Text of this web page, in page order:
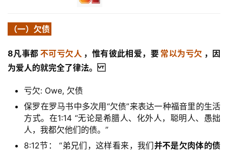
（一）欠债
8凡事都 不可亏欠人 ，惟有彼此相爱，要 常以为亏欠 ，因
为爱人的就完全了律法。
亏欠: Owe, 欠债
保罗在罗马书中多次用“欠债”来表达一种福音里的生活
方式。在1:14 “无论是希腊人、化外人，聪明人、愚拙
人，我都欠他们的债。”
8:12节： “弟兄们，这样看来，我们并不是欠肉体的债